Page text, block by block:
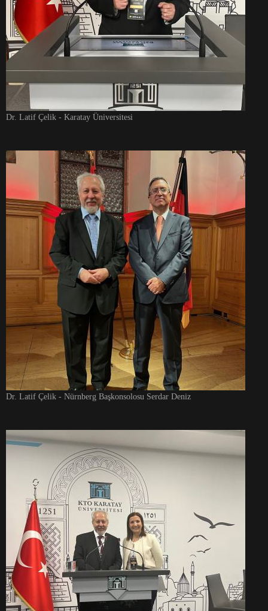
Dr. Latif Çelik - Karatay Üniversitesi
Dr. Latif Çelik - Nürnberg Başkonsolosu Serdar Deniz